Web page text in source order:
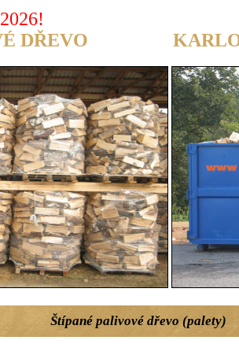
DŘEVO
Štípané palivové dřevo (palety)